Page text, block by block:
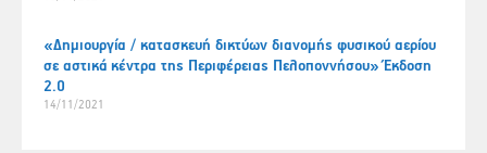
«Δημιουργία / κατασκευή δικτύων διανομής φυσικού αερίου
σε αστικά κέντρα της Περιφέρειας Πελοποννήσου» Έκδοση
2.0
14/11/2021